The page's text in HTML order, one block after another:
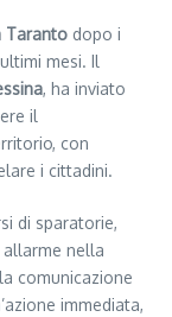
Taranto dopo i
mesi. Il
, ha inviato
il
con
i cittadini.
di sparatorie,
nella
comunicazione
immediata,